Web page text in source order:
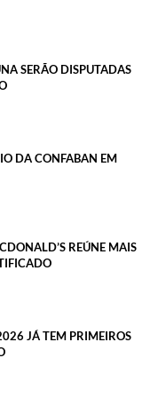
SERÃO DISPUTADAS
DA CONFABAN EM
REÚNE MAIS
JÁ TEM PRIMEIROS